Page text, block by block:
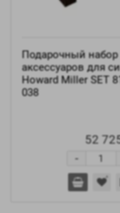
Подарочный набор
аксессуаров для
Howard Miller SET
038
52
-